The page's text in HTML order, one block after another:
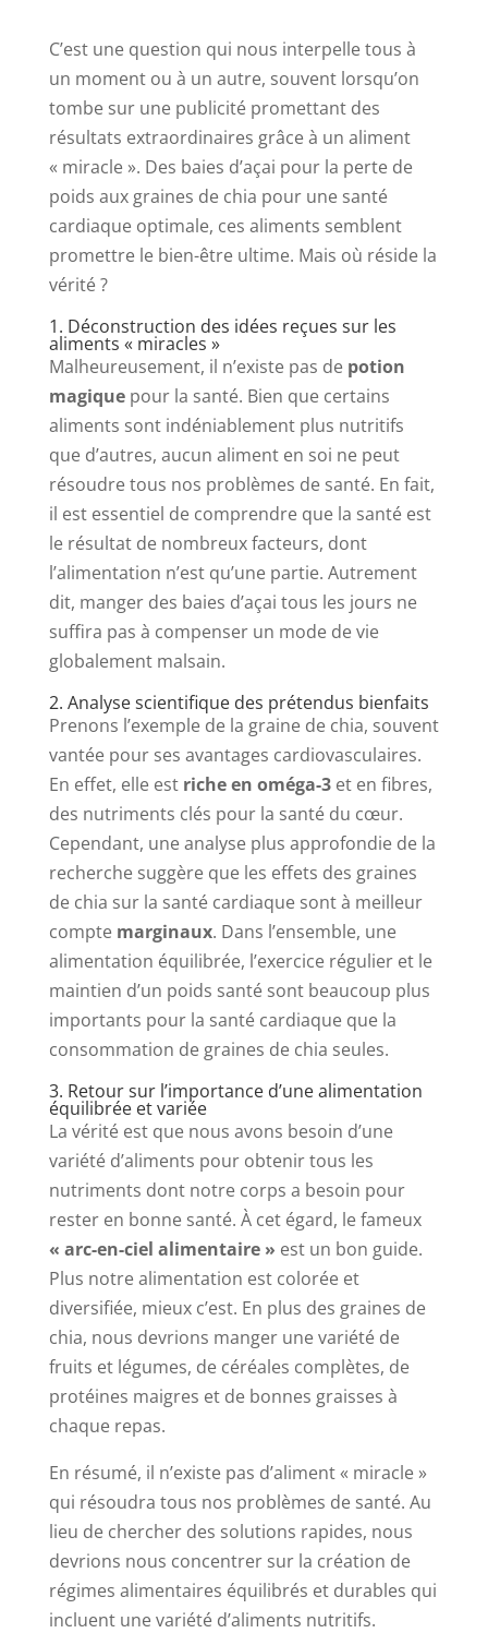
C’est une question qui nous interpelle tous à
un moment ou à un autre, souvent lorsqu’on
tombe sur une publicité promettant des
résultats extraordinaires grâce à un aliment
« miracle ». Des baies d’açai pour la perte de
poids aux graines de chia pour une santé
cardiaque optimale, ces aliments semblent
promettre le bien-être ultime. Mais où réside la
vérité ?
1. Déconstruction des idées reçues sur les
aliments « miracles »
Malheureusement, il n’existe pas de potion
magiquepour la santé. Bien que certains
aliments sont indéniablement plus nutritifs
que d’autres, aucun aliment en soi ne peut
résoudre tous nos problèmes de santé. En fait,
il est essentiel de comprendre que la santé est
le résultat de nombreux facteurs, dont
l’alimentation n’est qu’une partie. Autrement
dit, manger des baies d’açai tous les jours ne
suffira pas à compenser un mode de vie
globalement malsain.
2. Analyse scientifique des prétendus bienfaits
Prenons l’exemple de la graine de chia, souvent
vantée pour ses avantages cardiovasculaires.
En effet, elle est riche en oméga-3et en fibres,
des nutriments clés pour la santé du cœur.
Cependant, une analyse plus approfondie de la
recherche suggère que les effets des graines
de chia sur la santé cardiaque sont à meilleur
compte marginaux. Dans l’ensemble, une
alimentation équilibrée, l’exercice régulier et le
maintien d’un poids santé sont beaucoup plus
importants pour la santé cardiaque que la
consommation de graines de chia seules.
3. Retour sur l’importance d’une alimentation
équilibrée et variée
La vérité est que nous avons besoin d’une
variété d’aliments pour obtenir tous les
nutriments dont notre corps a besoin pour
rester en bonne santé. À cet égard, le fameux
« arc-en-ciel alimentaire » est un bon guide.
Plus notre alimentation est colorée et
diversifiée, mieux c’est. En plus des graines de
chia, nous devrions manger une variété de
fruits et légumes, de céréales complètes, de
protéines maigres et de bonnes graisses à
chaque repas.
En résumé, il n’existe pas d’aliment « miracle »
qui résoudra tous nos problèmes de santé. Au
lieu de chercher des solutions rapides, nous
devrions nous concentrer sur la création de
régimes alimentaires équilibrés et durables qui
incluent une variété d’aliments nutritifs.